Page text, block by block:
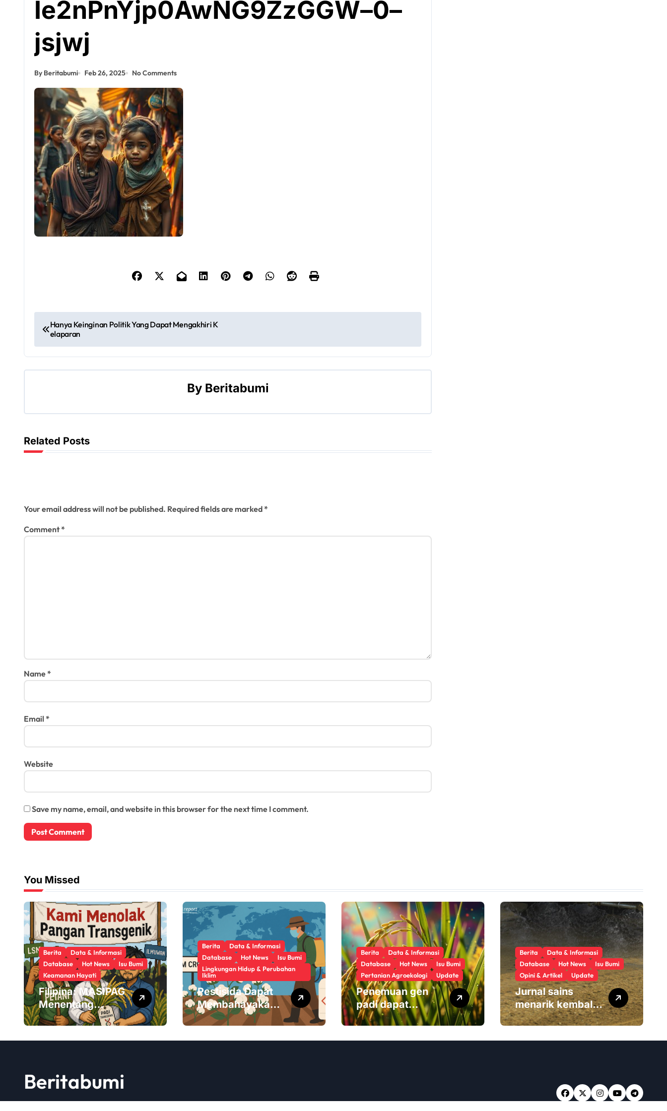
Ie2nPnYjp0AwNG9ZzGGW–0–
jsjwj
By Beritabumi Feb 26, 2025 No Comments
o
s
v
a
t
Hanya Keinginan Politik Yang Dapat Mengakhiri K
elaparan
By Beritabumi
Related Posts
Your email address will not be published. Required fields are marked*
Comment*
Name*
Email *
Website
Save my name, email, and website in this browser for the next time I comment.
You Missed
Berita
Data & Informasi
Database
Hot News
Isu Bumi
Keamanan Hayati
Filipina: MASIPAG
Menentang
Persetujuan Beras
Berita
Data & Informasi
Database
Hot News
Isu Bumi
Lingkungan Hidup & Perubahan
Iklim
Pestisida Dapat
Membahayakan
Mikroba Usus
Berita
Data & Informasi
Database
Hot News
Isu Bumi
Pertanian Agroekologi
Update
Penemuan gen
padi dapat
mengurangi
pupuk sekaligus
Berita
Data & Informasi
Database
Hot News
Isu Bumi
Opini & Artikel
Update
Jurnal sains
menarik kembali
studi tentang
Monsanto
yang serius’
Beritabumi